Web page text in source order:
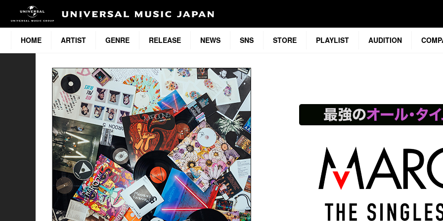
HOME ARTIST GENRE RELEASE NEWS SNS STORE PLAYLIST AUDITION